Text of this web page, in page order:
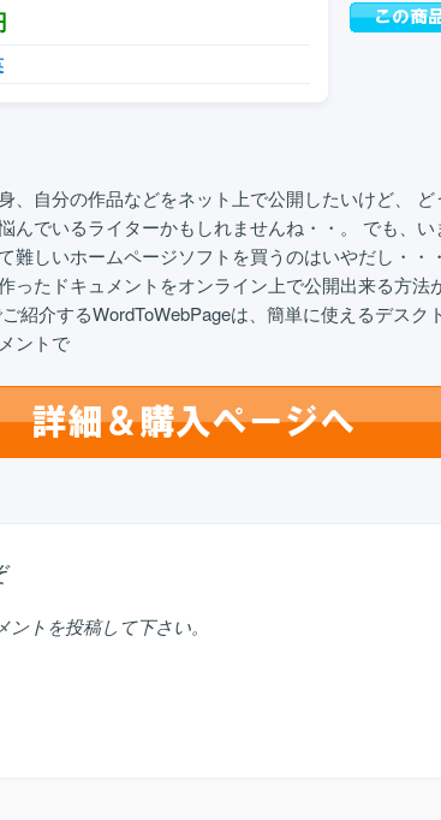
、自分の作品などをネット上で公開したいけど、
んでいるライターかもしれませんね・・。 でも、
難しいホームページソフトを買うのはいやだし・・
ったドキュメントをオンライン上で公開出来る方法
紹介するWordToWebPageは、簡単に使えるデスク
ントで
トを投稿して下さい。